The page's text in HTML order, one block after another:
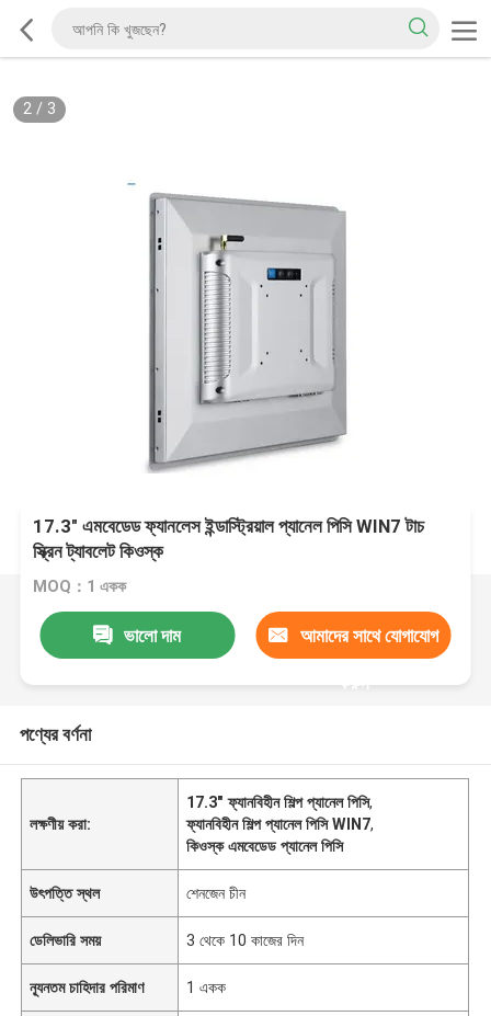
2/ 3
17.3" এমবেডেড ফ্যানলেস ইন্ডাস্ট্রিয়াল প্যানেল পিসি WIN7 টাচ
স্ক্রিন ট্যাবলেট কিওস্ক
MOQ：1 একক
ভালো দাম আমাদের সাথে যোগাযোগ
করুন
পণ্যের বর্ণনা
লক্ষণীয় করা:
17.3" ফ্যানবিহীন শিল্প প্যানেল পিসি,
ফ্যানবিহীন শিল্প প্যানেল পিসি WIN7,
কিওস্ক এমবেডেড প্যানেল পিসি
উৎপত্তি স্থল শেনজেন চীন
ডেলিভারি সময় 3 থেকে 10 কাজের দিন
ন্যূনতম চাহিদার পরিমাণ 1 একক